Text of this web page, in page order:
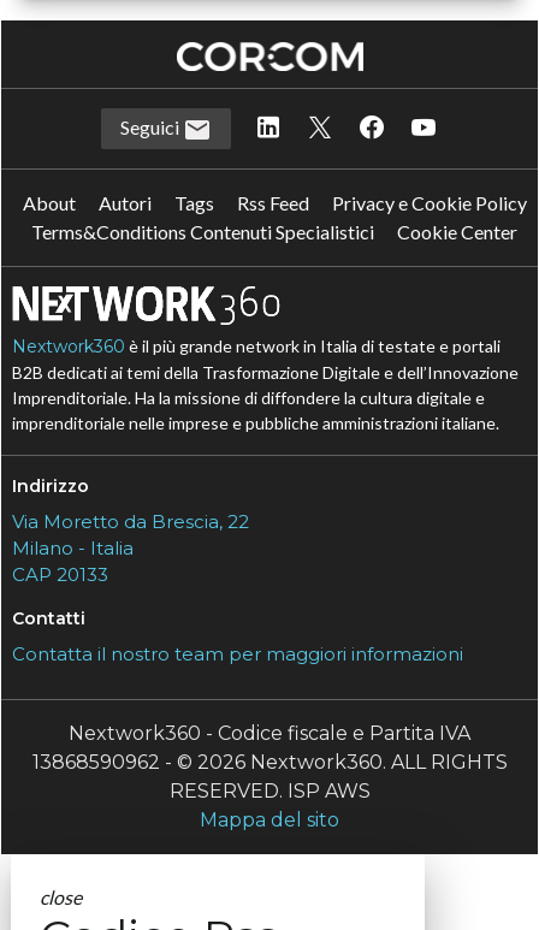
Seguici
About Autori Tags Rss Feed
Privacy e Cookie Policy
Terms&Conditions Contenuti Specialistici
Cookie Center
Nextwork360 è il più grande network in Italia di testate e portali
B2B dedicati ai temi della Trasformazione Digitale e dell’Innovazione
Imprenditoriale. Ha la missione di diffondere la cultura digitale e
imprenditoriale nelle imprese e pubbliche amministrazioni italiane.
Indirizzo
Via Moretto da Brescia, 22
Milano - Italia
CAP 20133
Contatti
Contatta il nostro team per maggiori informazioni
Nextwork360 - Codice fiscale e Partita IVA
13868590962 - © 2026 Nextwork360. ALL RIGHTS
RESERVED. ISP AWS
Mappa del sito
close